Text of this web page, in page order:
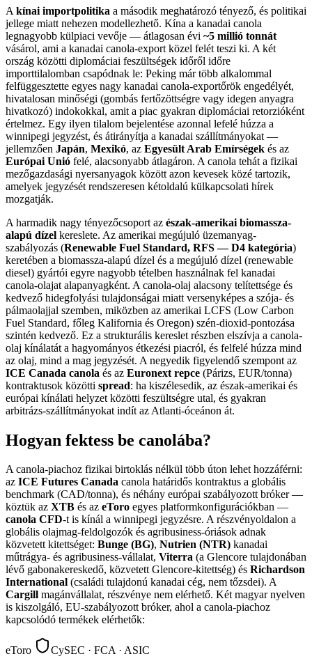
A kínai importpolitika a második meghatározó tényező, és politikai
jellege miatt nehezen modellezhető. Kína a kanadai canola
legnagyobb külpiaci vevője — átlagosan évi ~5 millió tonnát
vásárol, ami a kanadai canola-export közel felét teszi ki. A két
ország közötti diplomáciai feszültségek időről időre
importtilalomban csapódnak le: Peking már több alkalommal
felfüggesztette egyes nagy kanadai canola-exportőrök engedélyét,
hivatalosan minőségi (gombás fertőzöttségre vagy idegen anyagra
hivatkozó) indokokkal, amit a piac gyakran diplomáciai retorzióként
értelmez. Egy ilyen tilalom bejelentése azonnal lefelé húzza a
winnipegi jegyzést, és átirányítja a kanadai szállítmányokat —
jellemzően Japán, Mexikó, az Egyesült Arab Emírségek és az
Európai Unió felé, alacsonyabb átlagáron. A canola tehát a fizikai
mezőgazdasági nyersanyagok között azon kevesek közé tartozik,
amelyek jegyzését rendszeresen kétoldalú külkapcsolati hírek
mozgatják.
A harmadik nagy tényezőcsoport az észak-amerikai biomassza-
alapú dízel kereslete. Az amerikai megújuló üzemanyag-
szabályozás (Renewable Fuel Standard, RFS — D4 kategória)
keretében a biomassza-alapú dízel és a megújuló dízel (renewable
diesel) gyártói egyre nagyobb tételben használnak fel kanadai
canola-olajat alapanyagként. A canola-olaj alacsony telítettsége és
kedvező hidegfolyási tulajdonságai miatt versenyképes a szója- és
pálmaolajjal szemben, miközben az amerikai LCFS (Low Carbon
Fuel Standard, főleg Kalifornia és Oregon) szén-dioxid-pontozása
szintén kedvező. Ez a strukturális kereslet részben elszívja a canola-
olaj kínálatát a hagyományos étkezési piacról, és felfelé húzza mind
az olaj, mind a mag jegyzését. A negyedik figyelendő szempont az
ICE Canada canola és az Euronext repce (Párizs, EUR/tonna)
kontraktusok közötti spread: ha kiszélesedik, az észak-amerikai és
európai kínálati helyzet közötti feszültségre utal, és gyakran
arbitrázs-szállítmányokat indít az Atlanti-óceánon át.
Hogyan fektess be canolába?
A canola-piachoz fizikai birtoklás nélkül több úton lehet hozzáférni:
az ICE Futures Canada canola határidős kontraktus a globális
benchmark (CAD/tonna), és néhány európai szabályozott bróker —
köztük az XTB és az eToro egyes platformkonfigurációkban —
canola CFD-t is kínál a winnipegi jegyzésre. A részvényoldalon a
globális olajmag-feldolgozók és agribusiness-óriások adnak
közvetett kitettséget: Bunge (BG), Nutrien (NTR) kanadai
műtrágya- és agribusiness-vállalat, Viterra (a Glencore tulajdonában
lévő gabonakereskedő, közvetett Glencore-kitettség) és Richardson
International (családi tulajdonú kanadai cég, nem tőzsdei). A
Cargill magánvállalat, részvénye nem elérhető. Két magyar nyelven
is kiszolgáló, EU-szabályozott bróker, ahol a canola-piachoz
kapcsolódó termékek elérhetők:
eToro
CySEC · FCA · ASIC